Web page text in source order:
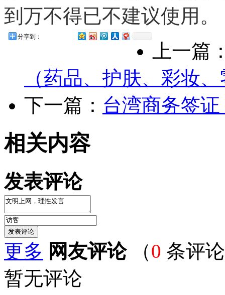
到万不得已不建议使用。
分享到：
上一篇
（药品、护肤、彩妆
下一篇： 台湾商务签
相关内容
发表评论
更多 网友评论（0 条评
暂无评论